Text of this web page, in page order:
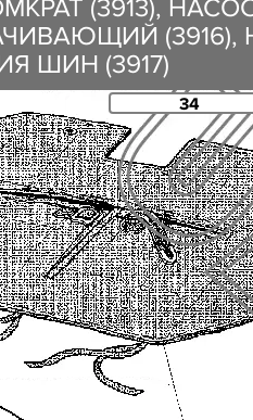
(3913),
(3916),
ШИН (3917)
34